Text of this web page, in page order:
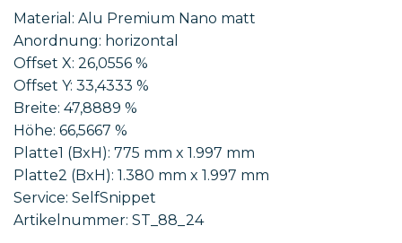
Material: Alu Premium Nano matt
Anordnung: horizontal
Offset X: 26,0556 %
Offset Y: 33,4333 %
Breite: 47,8889 %
Höhe: 66,5667 %
Platte1 (BxH): 775 mm x 1.997 mm
Platte2 (BxH): 1.380 mm x 1.997 mm
Service: SelfSnippet
Artikelnummer: ST_88_24